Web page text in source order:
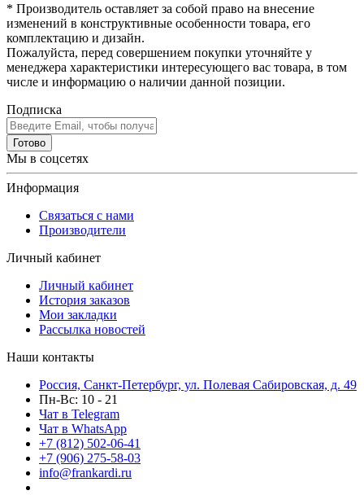
* Производитель оставляет за собой право на внесение
изменений в конструктивные особенности товара, его
комплектацию и дизайн.
Пожалуйста, перед совершением покупки уточняйте у
менеджера характеристики интересующего вас товара, в том
числе и информацию о наличии данной позиции.
Подписка
Готово
Мы в соцсетях
Информация
Связаться с нами
Производители
Личный кабинет
Личный кабинет
История заказов
Мои закладки
Рассылка новостей
Наши контакты
Россия, Санкт-Петербург, ул. Полевая Сабировская, д. 49
Пн-Вс: 10 - 21
Чат в Telegram
Чат в WhatsApp
+7 (812) 502-06-41
+7 (906) 275-58-03
info@frankardi.ru